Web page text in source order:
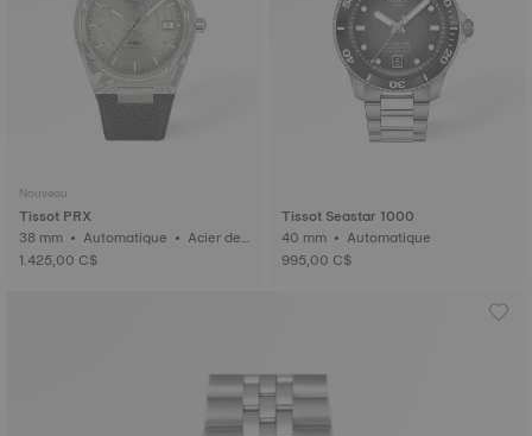
Nouveau
Tissot PRX
38 mm • Automatique • Acier de
Damas
1.425,00 C$
Tissot Seastar 1000
40 mm • Automatique
995,00 C$